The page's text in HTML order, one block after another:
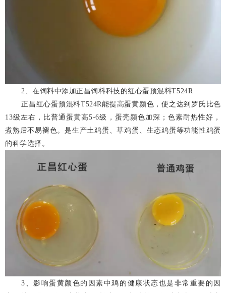
2、在饲料中添加正昌饲料科技的红心蛋预混料T524R
正昌红心蛋预混料T524R能提高蛋黄颜色，使之达到罗氏比色
13级左右，比普通蛋黄高5-6级，蛋壳颜色加深；色素耐热性好，
煮熟后不易褪色。是生产土鸡蛋、草鸡蛋、生态鸡蛋等功能性鸡蛋
的科学选择。
3、影响蛋黄颜色的因素中鸡的健康状态也是非常重要的因